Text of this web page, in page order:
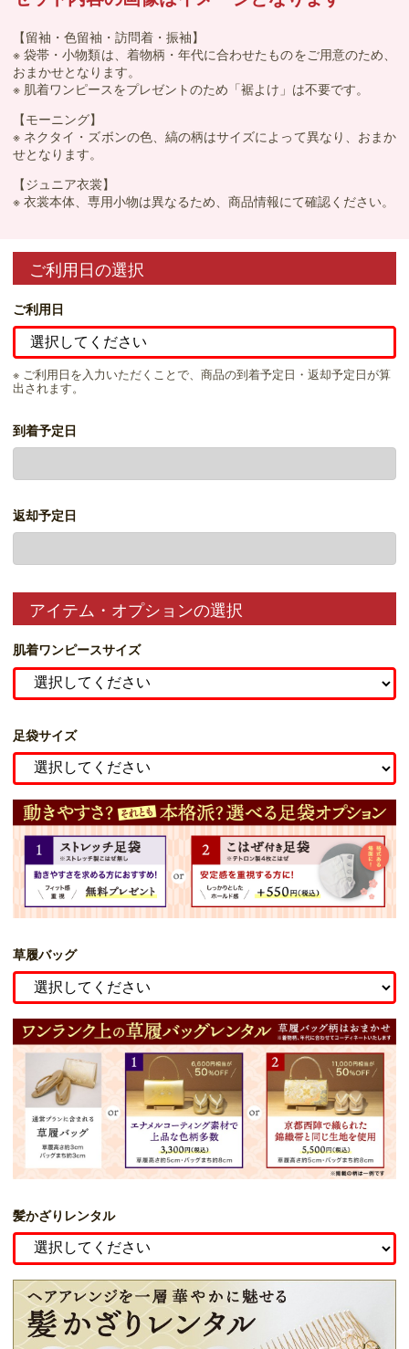
【留袖・色留袖・訪問着・振袖】
※ 袋帯・小物類は、着物柄・年代に合わせたものをご用意のため、
おまかせとなります。
※ 肌着ワンピースをプレゼントのため「裾よけ」は不要です。
【モーニング】
※ ネクタイ・ズボンの色、縞の柄はサイズによって異なり、おまか
せとなります。
【ジュニア衣裳】
※ 衣裳本体、専用小物は異なるため、商品情報にて確認ください。
ご利用日の選択
ご利用日
※ ご利用日を入力いただくことで、商品の到着予定日・返却予定日が算
出されます。
到着予定日
返却予定日
アイテム・オプションの選択
肌着ワンピースサイズ
足袋サイズ
草履バッグ
髪かざりレンタル